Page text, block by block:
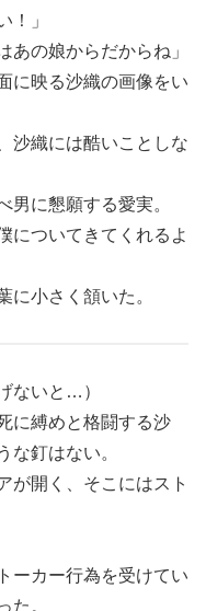
！」
あの娘からだからね」
に映る沙織の画像をい
沙織には酷いことしな
男に懇願する愛実。
についてきてくれるよ
に小さく頷いた。
ないと…）
に縛めと格闘する沙
な釘はない。
が開く、そこにはスト
ーカー行為を受けてい
た。